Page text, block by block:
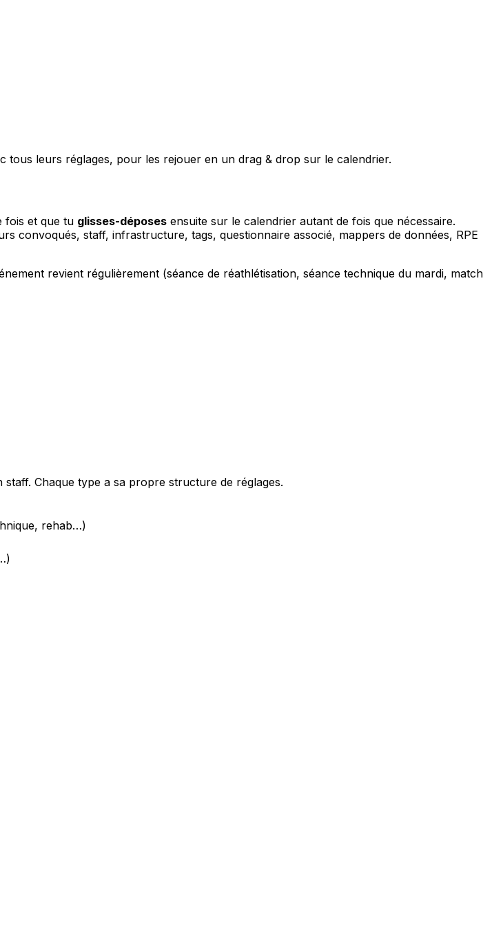
tous leurs réglages, pour les rejouer en un drag & drop sur le calendrier.
fois et que tu glisses-déposes ensuite sur le calendrier autant de fois que nécessaire.
convoqués, staff, infrastructure, tags, questionnaire associé, mappers de données, RPE
revient régulièrement (séance de réathlétisation, séance technique du mardi, match
Chaque type a sa propre structure de réglages.
rehab…)